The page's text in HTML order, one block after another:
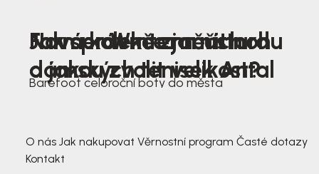
Nová kolekce jarních
dámských tenisek Antal
Jak správně změřit nohu
a jakou zvolit velikost?
Farmer Winter mustard
Barefoot celoroční boty do města
O nás Jak nakupovat Věrnostní program Časté dotazy
Kontakt